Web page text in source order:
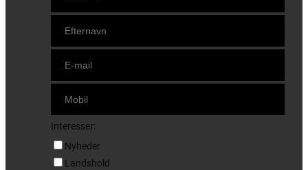
Interesser:
Nyheder
Landshold